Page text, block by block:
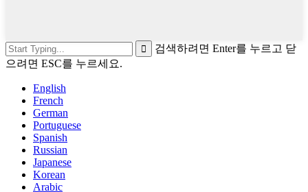
검색하려면 Enter를 누르고 닫
으려면 ESC를 누르세요.
English
French
German
Portuguese
Spanish
Russian
Japanese
Korean
Arabic